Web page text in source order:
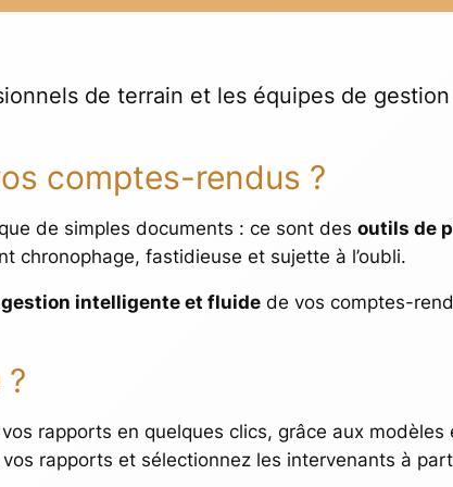
de terrain et les équipes de
comptes-rendus ?
de simples documents : ce sont des outils de
chronophage, fastidieuse et sujette à l’oubli.
gestion intelligente et fluide de vos comptes-
rapports en quelques clics, grâce aux
rapports et sélectionnez les intervenants à